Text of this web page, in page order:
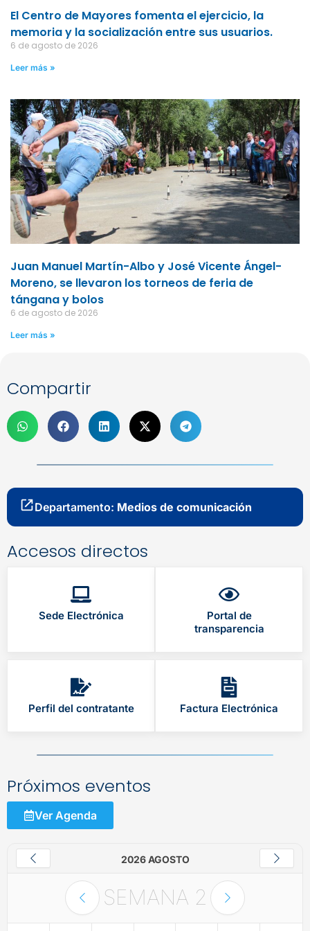
El Centro de Mayores fomenta el ejercicio, la
memoria y la socialización entre sus usuarios.
6 de agosto de 2026
Leer más »
Juan Manuel Martín-Albo y José Vicente Ángel-
Moreno, se llevaron los torneos de feria de
tángana y bolos
6 de agosto de 2026
Leer más »
Compartir
Departamento: Medios de comunicación
Accesos directos
Sede Electrónica
Portal de
transparencia
Perfil del contratante Factura Electrónica
Próximos eventos
Ver Agenda
2026 AGOSTO
SEMANA 2